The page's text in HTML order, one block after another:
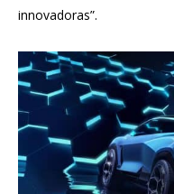
innovadoras”.